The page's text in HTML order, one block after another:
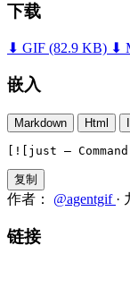
下载
⬇ GIF (82.9 KB) ⬇
嵌入
Markdown Html
[![just —
复制
作者： @agentgif ·
链接